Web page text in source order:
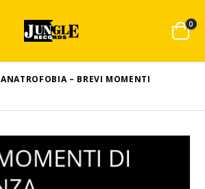
0
ANATROFOBIA – BREVI MOMENTI